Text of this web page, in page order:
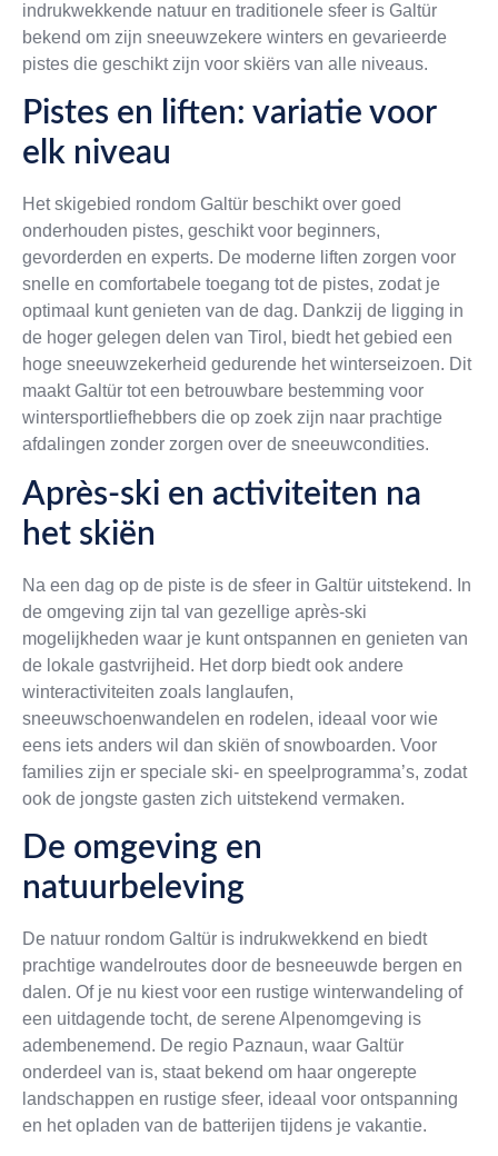
indrukwekkende natuur en traditionele sfeer is Galtür
bekend om zijn sneeuwzekere winters en gevarieerde
pistes die geschikt zijn voor skiërs van alle niveaus.
Pistes en liften: variatie voor
elk niveau
Het skigebied rondom Galtür beschikt over goed
onderhouden pistes, geschikt voor beginners,
gevorderden en experts. De moderne liften zorgen voor
snelle en comfortabele toegang tot de pistes, zodat je
optimaal kunt genieten van de dag. Dankzij de ligging in
de hoger gelegen delen van Tirol, biedt het gebied een
hoge sneeuwzekerheid gedurende het winterseizoen. Dit
maakt Galtür tot een betrouwbare bestemming voor
wintersportliefhebbers die op zoek zijn naar prachtige
afdalingen zonder zorgen over de sneeuwcondities.
Après-ski en activiteiten na
het skiën
Na een dag op de piste is de sfeer in Galtür uitstekend. In
de omgeving zijn tal van gezellige après-ski
mogelijkheden waar je kunt ontspannen en genieten van
de lokale gastvrijheid. Het dorp biedt ook andere
winteractiviteiten zoals langlaufen,
sneeuwschoenwandelen en rodelen, ideaal voor wie
eens iets anders wil dan skiën of snowboarden. Voor
families zijn er speciale ski- en speelprogramma’s, zodat
ook de jongste gasten zich uitstekend vermaken.
De omgeving en
natuurbeleving
De natuur rondom Galtür is indrukwekkend en biedt
prachtige wandelroutes door de besneeuwde bergen en
dalen. Of je nu kiest voor een rustige winterwandeling of
een uitdagende tocht, de serene Alpenomgeving is
adembenemend. De regio Paznaun, waar Galtür
onderdeel van is, staat bekend om haar ongerepte
landschappen en rustige sfeer, ideaal voor ontspanning
en het opladen van de batterijen tijdens je vakantie.